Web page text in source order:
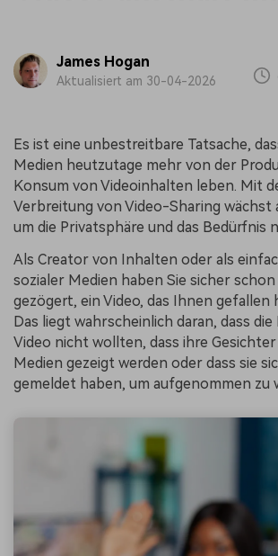
James Hogan
Aktualisiert am 30-04-2026
Es ist eine unbestreitbare Tatsache,
Medien heutzutage mehr von der
Konsum von Videoinhalten leben. Mit
Verbreitung von Video-Sharing wächst
um die Privatsphäre und das Bedürfnis
Als Creator von Inhalten oder als
sozialer Medien haben Sie sicher schon
gezögert, ein Video, das Ihnen gefallen
Das liegt wahrscheinlich daran, dass
Video nicht wollten, dass ihre
Medien gezeigt werden oder dass sie
gemeldet haben, um aufgenommen zu